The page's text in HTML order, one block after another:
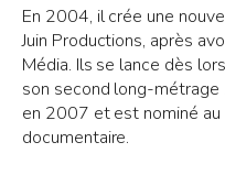
En 2004, il crée une
Juin Productions, après
Média. Ils se lance dès
son second long-métrage
en 2007 et est nominé au
documentaire.